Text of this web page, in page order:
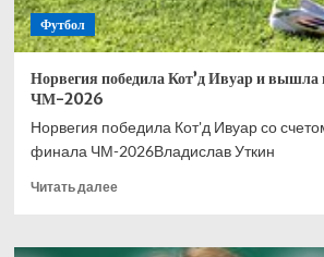
Футбол
Норвегия победила Кот’д Ивуар и
ЧМ-2026
Норвегия победила Кот'д Ивуар со
финала ЧМ-2026Владислав Уткин
Читать далееПрочитать
Норвегия